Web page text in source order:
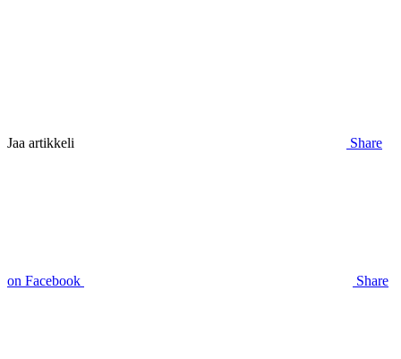
Jaa artikkeli Share
on Facebook Share